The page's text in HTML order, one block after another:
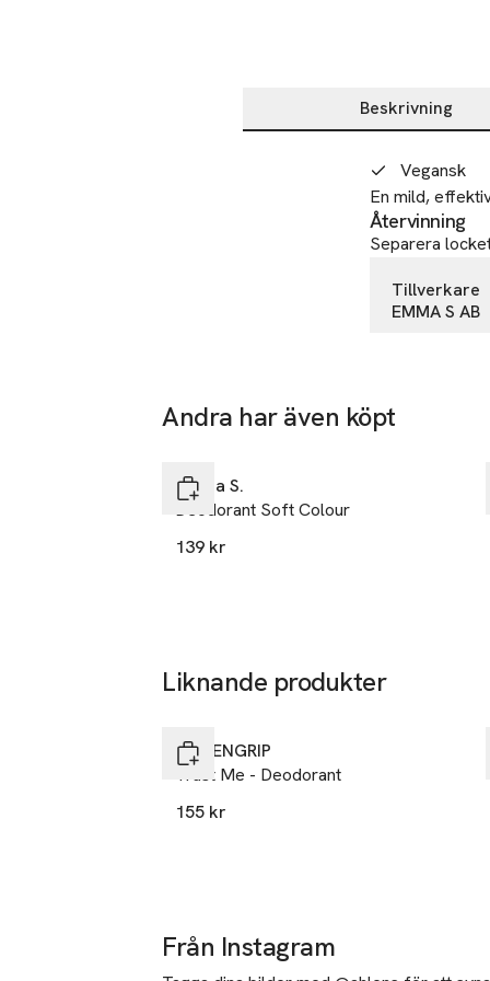
Beskrivning
Beskrivning
Vegansk
En mild,
Återvinning
Separera
Tillverkare
EMMA S AB
Andra har även köpt
Emma S.
Deodorant Soft Colour
139 kr
Liknande produkter
LÖWENGRIP
Trust Me - Deodorant
155 kr
Från Instagram